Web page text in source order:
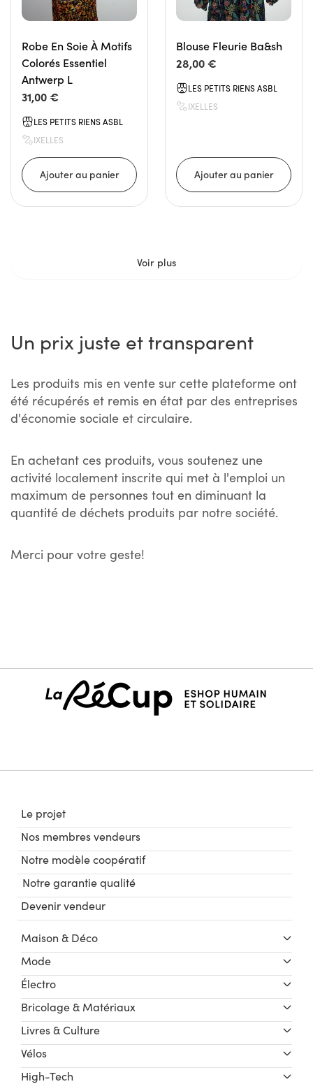
Robe En Soie À Motifs
Colorés Essentiel
Antwerp L
31,00 €
LES PETITS RIENS ASBL
IXELLES
Blouse Fleurie Ba&sh
28,00 €
LES PETITS RIENS ASBL
IXELLES
Voir plus
Un prix juste et transparent
Les produits mis en vente sur cette plateforme ont
été récupérés et remis en état par des entreprises
d'économie sociale et circulaire.
En achetant ces produits, vous soutenez une
activité localement inscrite qui met à l'emploi un
maximum de personnes tout en diminuant la
quantité de déchets produits par notre société.
Merci pour votre geste!
Le projet
Nos membres vendeurs
Notre modèle coopératif
Notre garantie qualité
Devenir vendeur
Maison & Déco
Mode
Électro
Bricolage & Matériaux
Livres & Culture
Vélos
High-Tech